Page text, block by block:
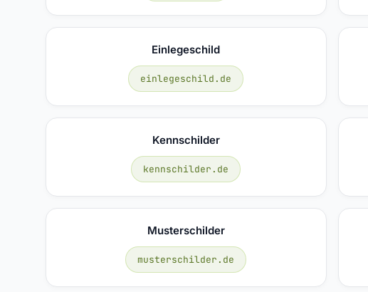
Einlegeschild
einlegeschild.de
Kennschilder
kennschilder.de
Musterschilder
musterschilder.de